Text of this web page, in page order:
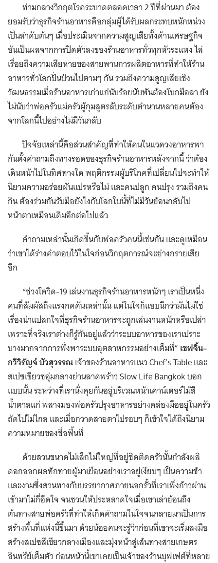
ท่ามกลางวิกฤตโรคระบาดตลอดเวลา 2 ปีที่ผ่านมา ต้อง
ยอมรับว่าธุรกิจร้านอาหารคือกลุ่มผู้ได้รับผลกระทบหนักหน่วง
เป็นลำดับต้นๆ เมื่อประเมินจากความสูญเสียทั้งด้านเศรษฐกิจ
อันเป็นผลจากการปิดตัวลงของร้านอาหารทั่วทุกหัวระแหง ไล่
เรื่อยถึงความเสียหายของสายพานการผลิตอาหารที่ทำให้ร้าน
อาหารทั่วโลกปั่นป่วนไปตามๆ กัน รวมถึงความสูญเสียเชิง
วัฒนธรรมเมื่อร้านอาหารเก่าแก่นับร้อยนับพันต้องโบกมือลา ยัง
ไม่นับว่าพ่อครัวแม่ครัวผู้กุมสูตรลับระดับตำนานหลายคนต้อง
จากโลกนี้ไปอย่างไม่มีวันกลับ
ปัจจัยเหล่านี้คือส่วนสำคัญที่ทำให้คนในแวดวงอาหารพา
กันตั้งคำถามถึงทางรอดของธุรกิจร้านอาหารหลังจากนี้ ว่าต้อง
เดินหน้าไปในทิศทางใด พฤติกรรมผู้บริโภคที่เปลี่ยนไปจะทำให้
นิยามความอร่อยผันแปรหรือไม่ และคนปลูก คนปรุง รวมถึงคน
กิน ต้องร่วมกันรับมือยังไงกับโลกใบนี้ที่ไม่มีวันย้อนกลับไป
หน้าตาเหมือนเดิมอีกต่อไปแล้ว
คำถามเหล่านั้นเกิดขึ้นกับพ่อครัวคนนี้เช่นกัน และดูเหมือน
ว่าเขาได้ร่างคำตอบไว้ในใจก่อนวิกฤตการณ์จะย่างกรายเสีย
อีก
“ช่วงโควิด-19 เล่นงานธุรกิจร้านอาหารหนักๆ เราเป็นหนึ่ง
คนที่สัมผัสถึงแรงกดดันเหล่านั้น แต่ในใจก็แอบนึกว่ามันไม่ใช่
เรื่องน่าแปลกใจที่ธุรกิจร้านอาหารจะถูกเล่นงานหนักหรือเปล่า
เพราะที่จริงเราต่างก็รู้กันอยู่แล้วว่าระบบอาหารของเราเปราะ
บางมากจากการพึ่งพาระบบอุตสาหกรรมอย่างเต็มที่” เชฟจิ้น–
กวีวิรัญจ์ บัวสุวรรณเจ้าของร้านอาหารแนว Chef’s Table และ
สเปซเขียวชอุ่มกลางย่านลาดพร้าว Slow Life Bangkok บอก
แบบนั้น ระหว่างที่เรานั่งคุยกันอยู่บริเวณหน้าเคาน์เตอร์ไม้สี
น้ำตาลแก่ พลางมองพ่อครัวปรุงอาหารอย่างคล่องมืออยู่ในครัว
ถัดไปไม่ไกล และเมื่อกวาดสายตาไปรอบๆ ก็เข้าใจได้ถึงนิยาม
ความหมายของชื่อพื้นที่
ด้วยสวนขนาดไม่เล็กไม่ใหญ่ที่อยู่ชิดติดครัวนั้นกำลังผลิ
ดอกออกผลทักทายผู้มาเยือนอย่างเราอยู่เงียบๆ เป็นความช้า
และงามซึ่งสวนทางกับบรรยากาศภายนอกรั้วที่เราเพิ่งก้าวผ่าน
เข้ามาไม่กี่อึดใจ จนชวนให้ประหลาดใจเมื่อเขาเล่าย้อนถึง
ต้นทางสายพ่อครัวที่ทำให้เกิดคำถามในใจจนกลายมาเป็นการ
สร้างพื้นที่แห่งนี้ขึ้นมา ด้วยน้อยคนจะรู้ว่าก่อนที่เขาจะเริ่มลงมือ
สร้างสเปซสีเขียวกลางเมืองและมุ่งหน้าสู่เส้นทางสายเกษตร
อินทรีย์เต็มตัว ก่อนหน้านี้เขาเคยเป็นเจ้าของร้านบุฟเฟต์ที่หลาย